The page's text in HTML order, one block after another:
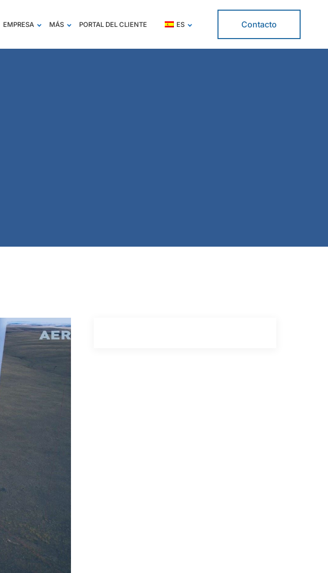
EMPRESA MÁS PORTAL DEL CLIENTE ES Contacto